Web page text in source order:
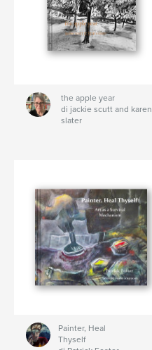
the apple year
di jackie scutt and karen
slater
Painter, Heal
Thyself